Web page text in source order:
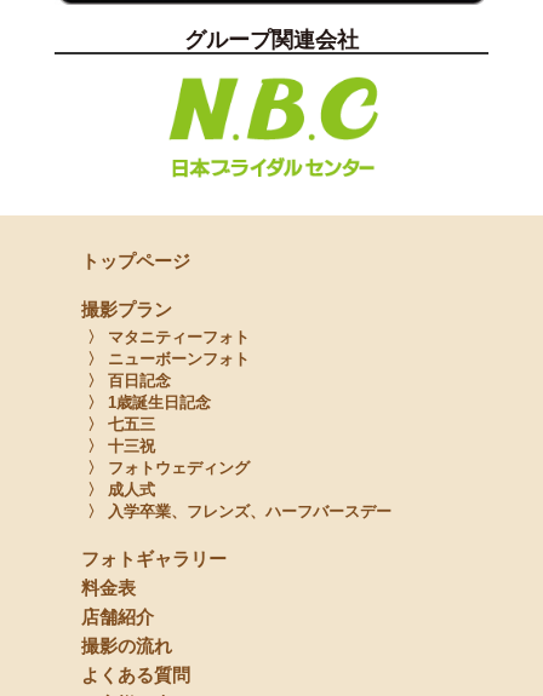
グループ関連会社
トップページ
撮影プラン
〉 マタニティーフォト
〉 ニューボーンフォト
〉 百日記念
〉 1歳誕生日記念
〉 七五三
〉 十三祝
〉 フォトウェディング
〉 成人式
〉 入学卒業、フレンズ、ハーフバースデー
フォトギャラリー
料金表
店舗紹介
撮影の流れ
よくある質問